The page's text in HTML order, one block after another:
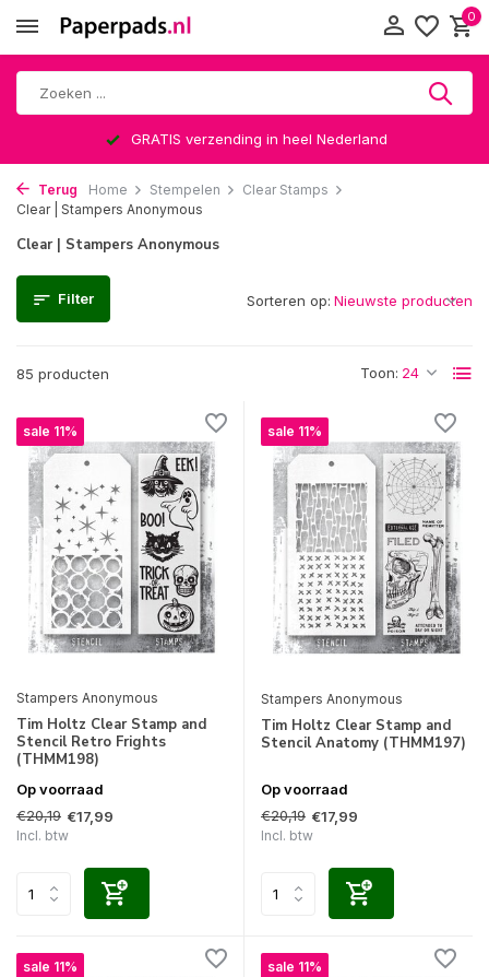
0
Altijd een leuke verrassing
Terug Home Stempelen
Clear Stamps
Clear | Stampers Anonymous
Clear | Stampers Anonymous
Filter
85 producten Toon:
Sorteren op:
sale 11%
Stampers Anonymous
Tim Holtz Clear Stamp and
Stencil Retro Frights
(THMM198)
Op voorraad
€20,19 €17,99
Incl. btw
sale 11%
Stampers Anonymous
Tim Holtz Clear Stamp and
Stencil Anatomy (THMM197)
Op voorraad
€20,19 €17,99
Incl. btw
sale 11% sale 11%